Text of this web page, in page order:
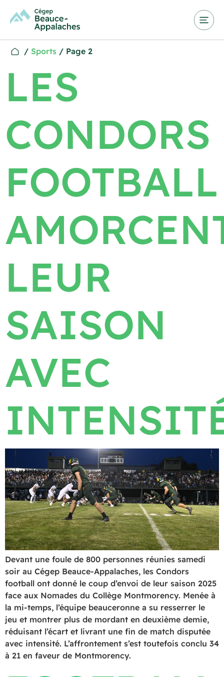
/ Sports / Page 2
LES
CONDORS
FOOTBALL
LEUR
SAISON
AVEC
Devant une foule de 800 personnes réunies samedi
soir au Cégep Beauce-Appalaches, les Condors
football ont donné le coup d’envoi de leur saison 2025
face aux Nomades du Collège Montmorency. Menée à
la mi-temps, l’équipe beauceronne a su resserrer le
jeu et montrer plus de mordant en deuxième demie,
réduisant l’écart et livrant une fin de match disputée
avec intensité. L’affrontement s’est toutefois conclu 34
à 21 en faveur de Montmorency.